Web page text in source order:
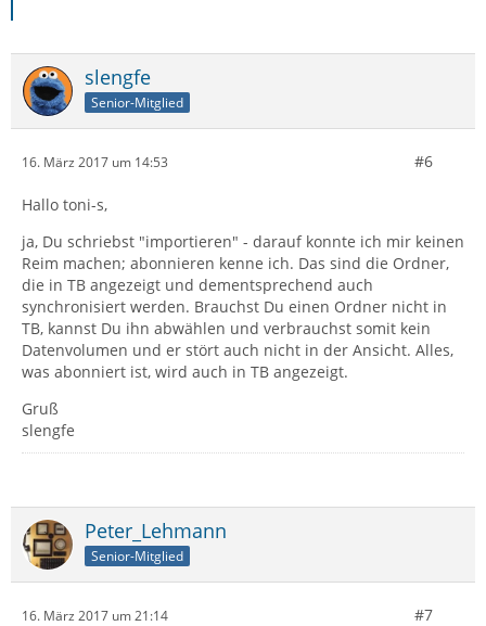
slengfe
Senior-Mitglied
16. März 2017 um 14:53 #6
Hallo toni-s,
ja, Du schriebst "importieren" - darauf konnte ich mir keinen
Reim machen; abonnieren kenne ich. Das sind die Ordner,
die in TB angezeigt und dementsprechend auch
synchronisiert werden. Brauchst Du einen Ordner nicht in
TB, kannst Du ihn abwählen und verbrauchst somit kein
Datenvolumen und er stört auch nicht in der Ansicht. Alles,
was abonniert ist, wird auch in TB angezeigt.
Gruß
slengfe
Peter_Lehmann
Senior-Mitglied
16. März 2017 um 21:14 #7